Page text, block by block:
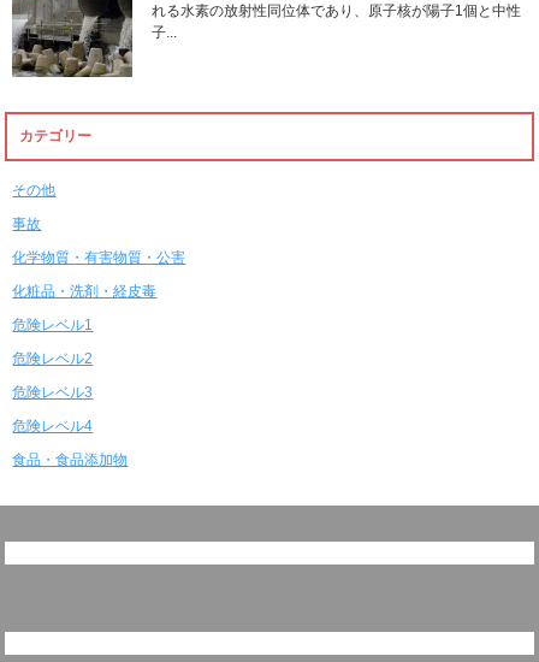
れる水素の放射性同位体であり、原子核が陽子1個と中性
子...
カテゴリー
その他
事故
化学物質・有害物質・公害
化粧品・洗剤・経皮毒
危険レベル1
危険レベル2
危険レベル3
危険レベル4
食品・食品添加物